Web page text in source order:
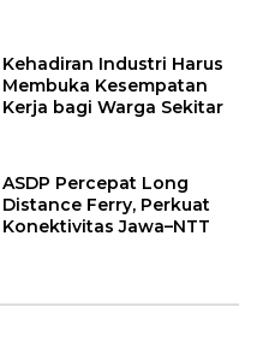
Kehadiran Industri Harus
Membuka Kesempatan
Kerja bagi Warga Sekitar
ASDP Percepat Long
Distance Ferry, Perkuat
Konektivitas Jawa–NTT